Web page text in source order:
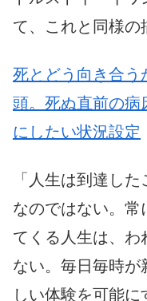
て、これと同様の
死とどう向き合う
頭。死ぬ直前の病
にしたい状況設定
「人生は到達し
なのではない。常
てくる人生は、わ
ない。毎日毎時が
しい体験を可能に